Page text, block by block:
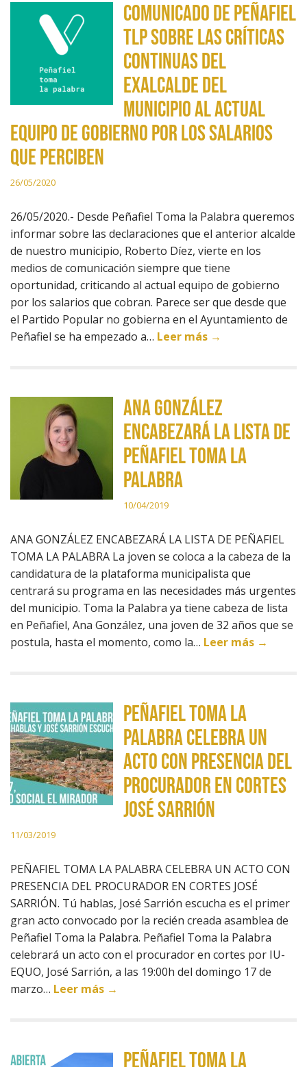
Comunicado de Peñafiel
TLP sobre las críticas
continuas del
exalcalde del
municipio al actual
equipo de gobierno por los salarios
que perciben
26/05/2020
26/05/2020.- Desde Peñafiel Toma la Palabra queremos
informar sobre las declaraciones que el anterior alcalde
de nuestro municipio, Roberto Díez, vierte en los
medios de comunicación siempre que tiene
oportunidad, criticando al actual equipo de gobierno
por los salarios que cobran. Parece ser que desde que
el Partido Popular no gobierna en el Ayuntamiento de
Peñafiel se ha empezado a… Leer más →
ANA GONZÁLEZ
ENCABEZARÁ LA LISTA DE
PEÑAFIEL TOMA LA
PALABRA
10/04/2019
ANA GONZÁLEZ ENCABEZARÁ LA LISTA DE PEÑAFIEL
TOMA LA PALABRA La joven se coloca a la cabeza de la
candidatura de la plataforma municipalista que
centrará su programa en las necesidades más urgentes
del municipio. Toma la Palabra ya tiene cabeza de lista
en Peñafiel, Ana González, una joven de 32 años que se
postula, hasta el momento, como la… Leer más →
PEÑAFIEL TOMA LA
PALABRA CELEBRA UN
ACTO CON PRESENCIA DEL
PROCURADOR EN CORTES
JOSÉ SARRIÓN
11/03/2019
PEÑAFIEL TOMA LA PALABRA CELEBRA UN ACTO CON
PRESENCIA DEL PROCURADOR EN CORTES JOSÉ
SARRIÓN. Tú hablas, José Sarrión escucha es el primer
gran acto convocado por la recién creada asamblea de
Peñafiel Toma la Palabra. Peñafiel Toma la Palabra
celebrará un acto con el procurador en cortes por IU-
EQUO, José Sarrión, a las 19:00h del domingo 17 de
marzo… Leer más →
PEÑAFIEL TOMA LA